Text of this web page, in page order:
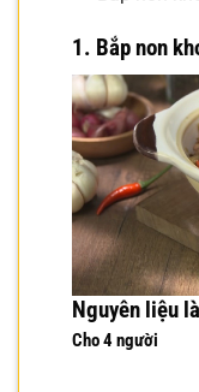
1. Bắp non
Nguyên liệu
Cho 4 người